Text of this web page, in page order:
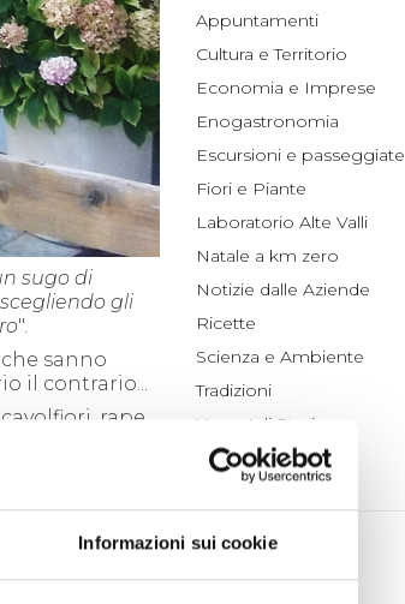
Informazioni sui cookie
sugo di
gli
".
che sanno
il contrario...
rape,
Appuntamenti
Cultura e Territorio
Economia e Imprese
Enogastronomia
Escursioni e passeggiate
Fiori e Piante
Laboratorio Alte Valli
Natale a km zero
Notizie dalle Aziende
Ricette
Scienza e Ambiente
Tradizioni
Un po' di Storia
ARCHIVIO
2026
agosto (1)